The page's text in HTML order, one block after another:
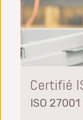
Certifié
ISO 27001